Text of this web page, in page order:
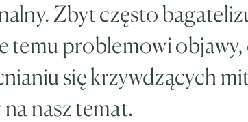
Zbyt często
temu problemowi
się krzywdzących
nasz temat.